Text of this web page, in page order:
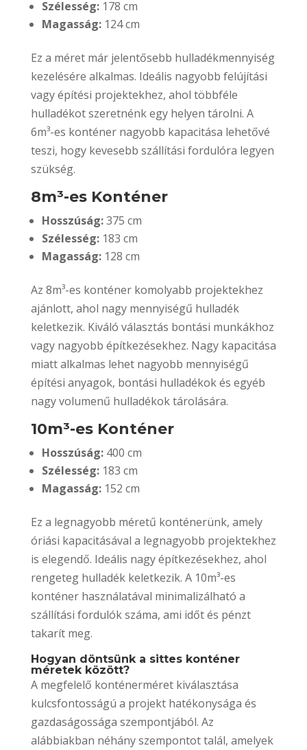
Szélesség:178 cm
Magasság:124 cm
Ez a méret már jelentősebb hulladékmennyiség
kezelésére alkalmas. Ideális nagyobb felújítási
vagy építési projektekhez, ahol többféle
hulladékot szeretnénk egy helyen tárolni. A
6m³-es konténer nagyobb kapacitása lehetővé
teszi, hogy kevesebb szállítási fordulóra legyen
szükség.
8m³-es Konténer
Hosszúság:375 cm
Szélesség:183 cm
Magasság:128 cm
Az 8m³-es konténer komolyabb projektekhez
ajánlott, ahol nagy mennyiségű hulladék
keletkezik. Kiváló választás bontási munkákhoz
vagy nagyobb építkezésekhez. Nagy kapacitása
miatt alkalmas lehet nagyobb mennyiségű
építési anyagok, bontási hulladékok és egyéb
nagy volumenű hulladékok tárolására.
10m³-es Konténer
Hosszúság:400 cm
Szélesség:183 cm
Magasság:152 cm
Ez a legnagyobb méretű konténerünk, amely
óriási kapacitásával a legnagyobb projektekhez
is elegendő. Ideális nagy építkezésekhez, ahol
rengeteg hulladék keletkezik. A 10m³-es
konténer használatával minimalizálható a
szállítási fordulók száma, ami időt és pénzt
takarít meg.
Hogyan döntsünk a sittes konténer
méretek között?
A megfelelő konténerméret kiválasztása
kulcsfontosságú a projekt hatékonysága és
gazdaságossága szempontjából. Az
alábbiakban néhány szempontot talál, amelyek